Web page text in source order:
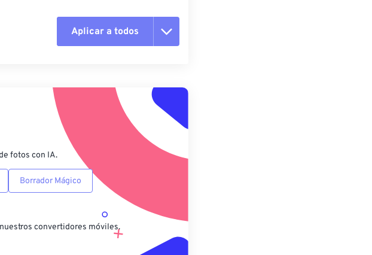
Aplicar a todos
Aplicar desde el ajuste preestablecido
Guardar como preestablecido
fotos con IA.
Borrador Mágico
convertidores móviles.